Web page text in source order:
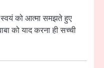
को आत्मा समझते हुए
को याद करना ही सच्ची